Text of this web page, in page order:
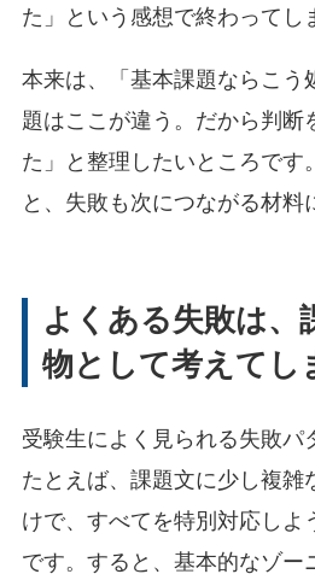
た」という感想で終わってし
本来は、「基本課題ならこう
題はここが違う。だから判断
た」と整理したいところです
と、失敗も次につながる材料
よくある失敗は、
物として考えてし
受験生によく見られる失敗パ
たとえば、課題文に少し複雑
けで、すべてを特別対応しよ
です。すると、基本的なゾー